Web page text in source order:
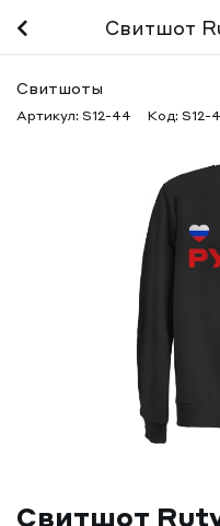
Свитшоты
Артикул: S12-44 Код: S12-
Свитшот